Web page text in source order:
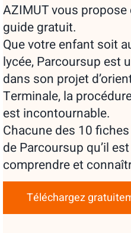
AZIMUT vous
guide gratuit.
Que votre enfant soit
lycée, Parcoursup est
dans son projet
Terminale, la
est incontournable.
Chacune des 10
de Parcoursup qu’il
comprendre et
Téléchargez